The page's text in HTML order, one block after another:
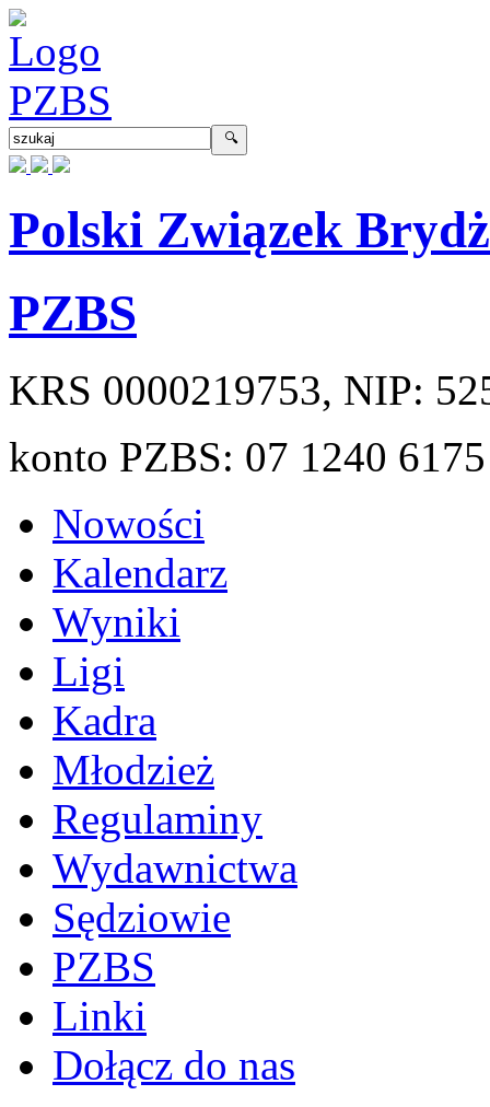
Polski Związek
PZBS
KRS 0000219753, NIP:
konto PZBS: 07 1240
Nowości
Kalendarz
Wyniki
Ligi
Kadra
Młodzież
Regulaminy
Wydawnictwa
Sędziowie
PZBS
Linki
Dołącz do nas